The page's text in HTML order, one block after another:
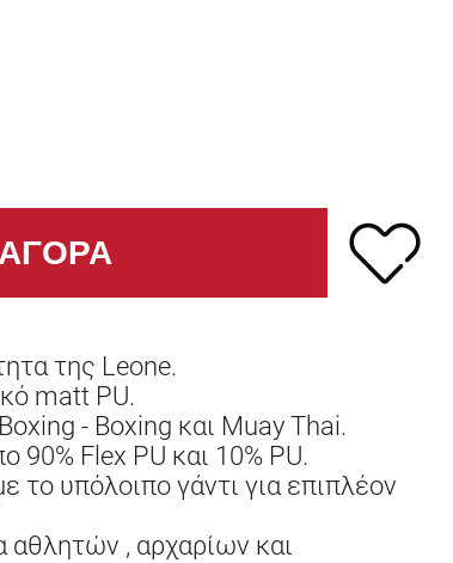
της Leone.
matt PU.
- Boxing και Muay Thai.
Flex PU και 10% PU.
το υπόλοιπο γάντι για επιπλέον
αθλητών , αρχαρίων και